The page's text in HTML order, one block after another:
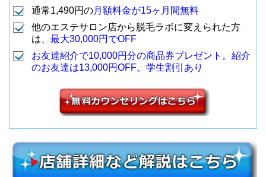
通常1,490円の月額料金が15ヶ月間無料
他のエステサロン店から脱毛ラボに変えられた方
は、 最大30,000円でOFF
お友達紹介で10,000円分の商品券プレゼント。紹介
のお友達は13,000円OFF。学生割引あり